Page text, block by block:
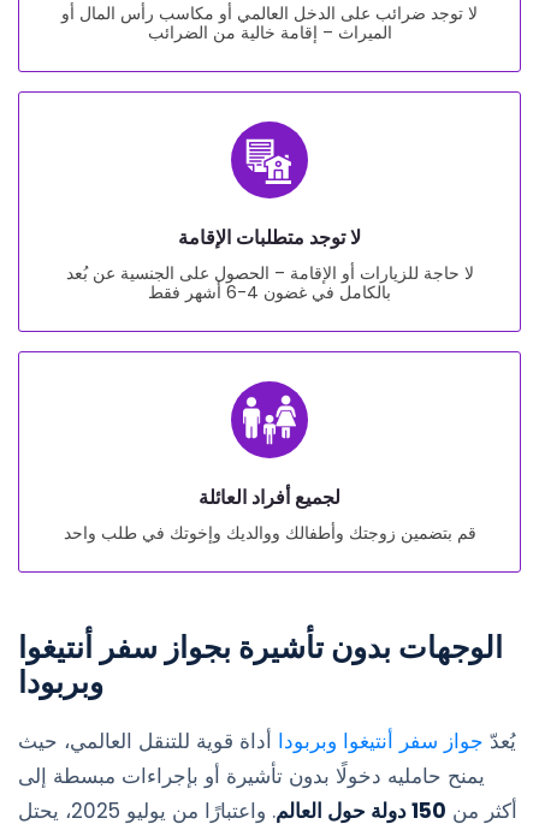
لا توجد ضرائب على الدخل العالمي أو مكاسب رأس المال أو
الميراث – إقامة خالية من الضرائب
لا توجد متطلبات الإقامة
لا حاجة للزيارات أو الإقامة – الحصول على الجنسية عن بُعد
بالكامل في غضون 4-6 أشهر فقط
لجميع أفراد العائلة
قم بتضمين زوجتك وأطفالك ووالديك وإخوتك في طلب واحد
الوجهات بدون تأشيرة بجواز سفر أنتيغوا
وبربودا
يُعدّ جواز سفر أنتيغوا وبربودا أداة قوية للتنقل العالمي، حيث
يمنح حامليه دخولًا بدون تأشيرة أو بإجراءات مبسطة إلى
أكثر من 150 دولة حول العالم
. واعتبارًا من يوليو 2025، يحتل